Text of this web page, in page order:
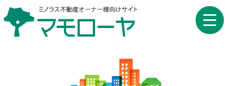
toggle